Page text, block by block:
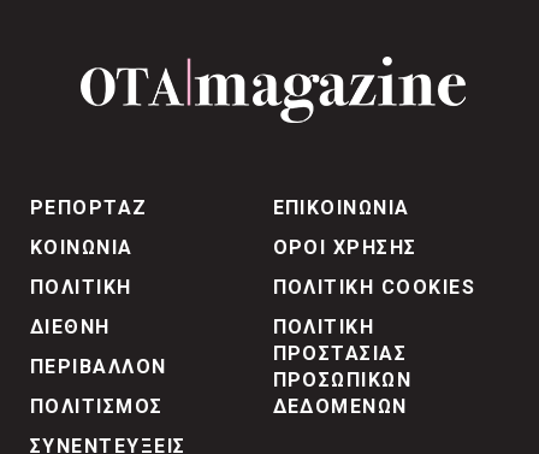
ΡΕΠΟΡΤΑΖ
ΚΟΙΝΩΝΙΑ
ΠΟΛΙΤΙΚΗ
ΔΙΕΘΝΗ
ΠΕΡΙΒΑΛΛΟΝ
ΠΟΛΙΤΙΣΜΟΣ
ΣΥΝΕΝΤΕΥΞΕΙΣ
ΕΠΙΚΟΙΝΩΝΙΑ
ΟΡΟΙ ΧΡΗΣΗΣ
ΠΟΛΙΤΙΚΗ COOKIES
ΠΟΛΙΤΙΚΗ
ΠΡΟΣΤΑΣΙΑΣ
ΠΡΟΣΩΠΙΚΩΝ
ΔΕΔΟΜΕΝΩΝ